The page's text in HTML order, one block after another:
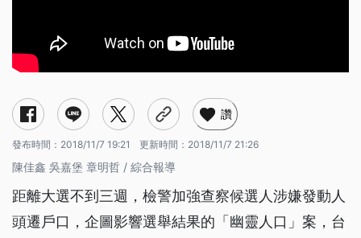
讚
發布時間： 2018/11/7 19:21 更新時間： 2018/11/7 21:26
陳佳鑫 吳嘉堡 章明哲 / 綜合報導
距離大選不到三週，檢警加強查察候選人涉嫌發動人
頭遷戶口，企圖影響選舉結果的「幽靈人口」案，台